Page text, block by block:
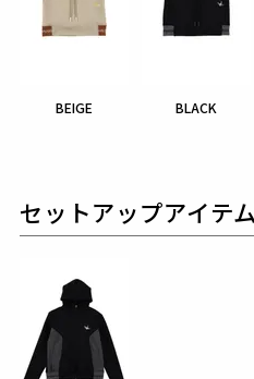
BEIGE BLACK
セットアップアイテム